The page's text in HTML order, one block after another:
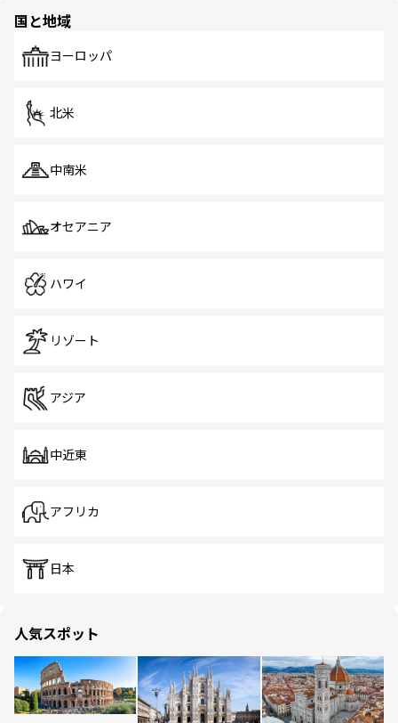
で、ホーカーズは地元の風情を楽しめる外せないスポット
国と地域
ヨーロッパ
北米
中南米
オセアニア
ハワイ
リゾート
アジア
中近東
アフリカ
日本
人気スポット